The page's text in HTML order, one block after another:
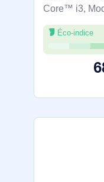
Core™ i3,
14100T.
mémoire
Fréquence
Capacité
Éco-indice